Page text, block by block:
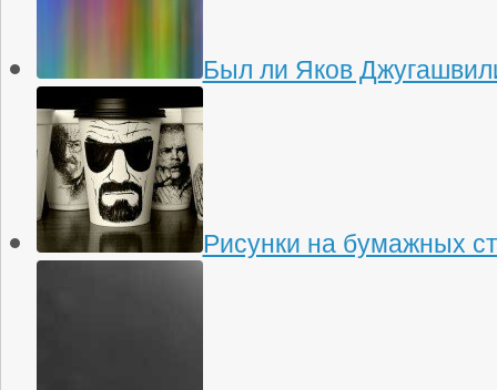
Был ли Яков
Рисунки на бумажных